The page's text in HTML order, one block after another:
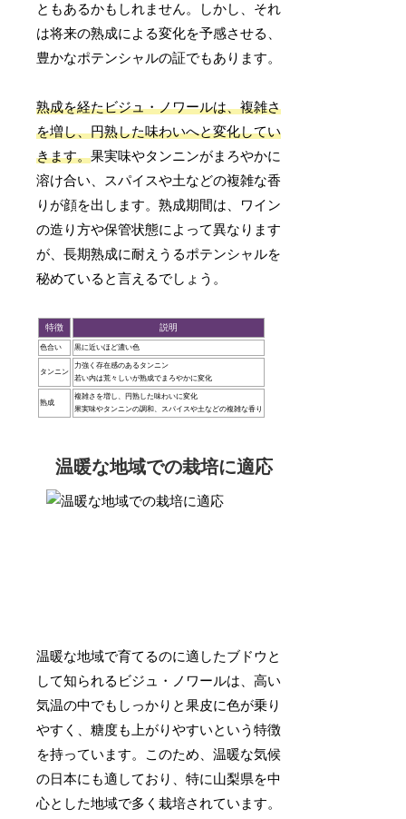
ともあるかもしれません。しかし、それ
は将来の熟成による変化を予感させる、
豊かなポテンシャルの証でもあります。
熟成を経たビジュ・ノワールは、複雑さ
を増し、円熟した味わいへと変化してい
きます。果実味やタンニンがまろやかに
溶け合い、スパイスや土などの複雑な香
りが顔を出します。熟成期間は、ワイン
の造り方や保管状態によって異なります
が、長期熟成に耐えうるポテンシャルを
秘めていると言えるでしょう。
特徴 説明
色合い 黒に近いほど濃い色
タンニン
力強く存在感のあるタンニン
若い内は荒々しいが熟成でまろやかに変化
熟成
複雑さを増し、円熟した味わいに変化
果実味やタンニンの調和、スパイスや土などの複雑な香り
温暖な地域での栽培に適応
温暖な地域で育てるのに適したブドウと
して知られるビジュ・ノワールは、高い
気温の中でもしっかりと果皮に色が乗り
やすく、糖度も上がりやすいという特徴
を持っています。このため、温暖な気候
の日本にも適しており、特に山梨県を中
心とした地域で多く栽培されています。